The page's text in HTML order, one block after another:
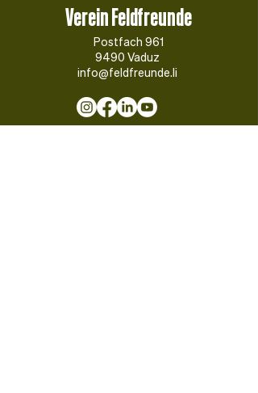
Verein Feldfreunde
Postfach 961
9490 Vaduz
info@feldfreunde.li